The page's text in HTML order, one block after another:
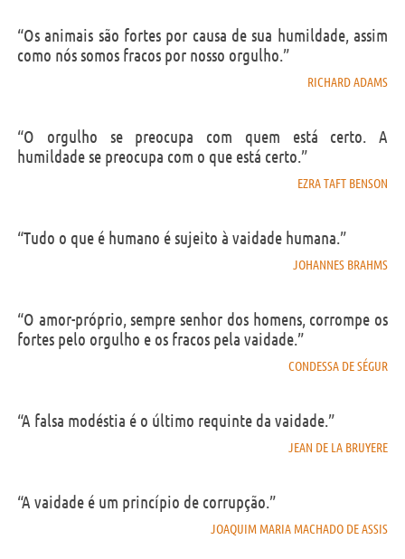
“Os animais são fortes por causa de sua humildade, assim
como nós somos fracos por nosso orgulho.”
RICHARD ADAMS
“O orgulho se preocupa com quem está certo. A
humildade se preocupa com o que está certo.”
EZRA TAFT BENSON
“Tudo o que é humano é sujeito à vaidade humana.”
JOHANNES BRAHMS
“O amor-próprio, sempre senhor dos homens, corrompe os
fortes pelo orgulho e os fracos pela vaidade.”
CONDESSA DE SÉGUR
“A falsa modéstia é o último requinte da vaidade.”
JEAN DE LA BRUYERE
“A vaidade é um princípio de corrupção.”
JOAQUIM MARIA MACHADO DE ASSIS